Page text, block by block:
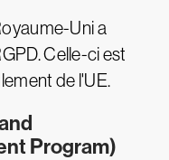
Uni a
Celle-ci est
de l'UE.
Program)